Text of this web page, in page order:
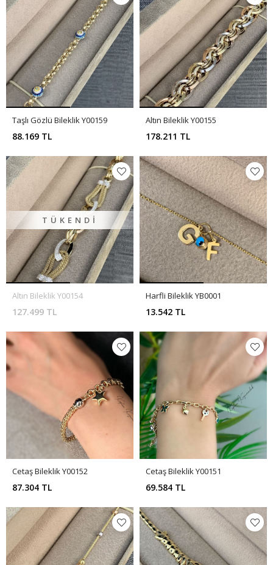
Taşlı Gözlü Bileklik Y00159
88.169 TL
Altın Bileklik Y00155
178.211 TL
TÜKENDI
Altın Bileklik Y00154
127.499 TL
Harfli Bileklik YB0001
13.542 TL
Cetaş Bileklik Y00152
87.304 TL
Cetaş Bileklik Y00151
69.584 TL